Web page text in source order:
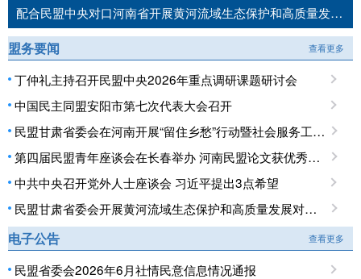
配合民盟中央对口河南省开展黄河流域生态保护和高质量发展民主监督工作推进会召开
盟务要闻 查看更多
丁仲礼主持召开民盟中央2026年重点调研课题研讨会
中国民主同盟安阳市第七次代表大会召开
民盟甘肃省委会在河南开展“留住乡愁”行动暨社会服务工作调研
第四届民盟青年座谈会在长春举办 河南民盟论文获优秀论文奖
中共中央召开党外人士座谈会 习近平提出3点希望
民盟甘肃省委会开展黄河流域生态保护和高质量发展对口开封专项民主监督调研
电子公告 查看更多
民盟省委会2026年6月社情民意信息情况通报